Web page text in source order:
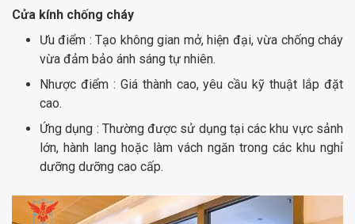
Cửa kính chống cháy
Ưu điểm : Tạo không gian mở, hiện đại, vừa chống cháy
vừa đảm bảo ánh sáng tự nhiên.
Nhược điểm : Giá thành cao, yêu cầu kỹ thuật lắp đặt
cao.
Ứng dụng : Thường được sử dụng tại các khu vực sảnh
lớn, hành lang hoặc làm vách ngăn trong các khu nghỉ
dưỡng dưỡng cao cấp.